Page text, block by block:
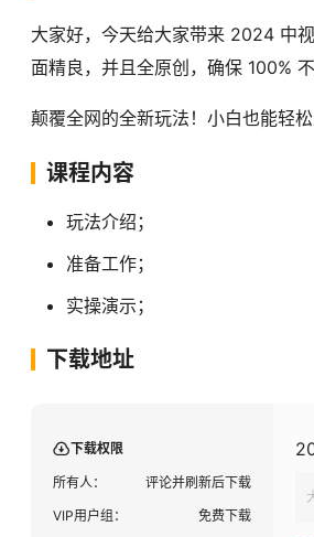
大家好，今天给大家带来 2024 中
面精良，并且全原创，确保 100%
颠覆全网的全新玩法！小白也能轻
课程内容
玩法介绍；
准备工作；
实操演示；
下载地址
下载权限
所有人：
评论并刷新后下载
VIP用户组：
免费下载